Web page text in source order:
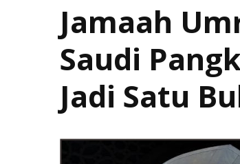
Jamaah
Saudi
Jadi Satu